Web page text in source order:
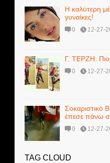
Η καλύτερη
γυναίκες!
0 12-27-
Γ. ΤΕΡΖΗ: Πιο
0 12-27-
Σοκαριστικό
έπεσε πάνω
0 12-27-
TAG CLOUD